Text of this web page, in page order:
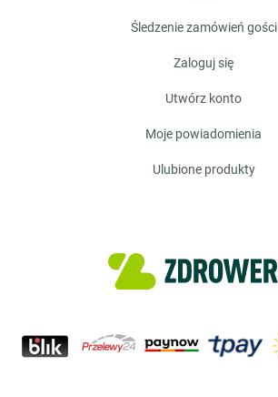
śledzenie zamówień gości
zaloguj się
utwórz konto
moje powiadomienia
ulubione produkty